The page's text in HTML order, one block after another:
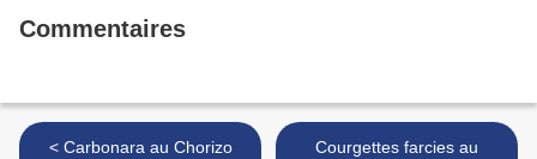
Commentaires
< Carbonara au Chorizo
Courgettes farcies au